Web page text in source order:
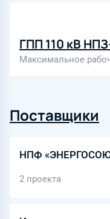
ГПП 110 кВ
Максимальное
Поставщики
НПФ
2 проекта